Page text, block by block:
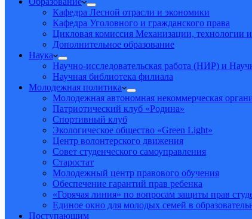
Кафедра Лесной отрасли и экономики
Кафедра Уголовного и гражданского права
Цикловая комиссия Механизации, технологии
Дополнительное образование
Наука
Научно-исследовательская работа (НИР) и
Научная библиотека филиала
Молодежная политика
Молодежная автономная некоммерческая
Патриотический клуб «Родина»
Спортивный клуб
Экологическое общество «Green Light»
Центр волонтерского движения
Совет студенческого самоуправления
Старостат
Молодежный центр правового обучения
Обеспечение гарантий прав ребенка
«Горячая линия» по вопросам защиты прав
Единое окно для молодых семей в
Поступающим